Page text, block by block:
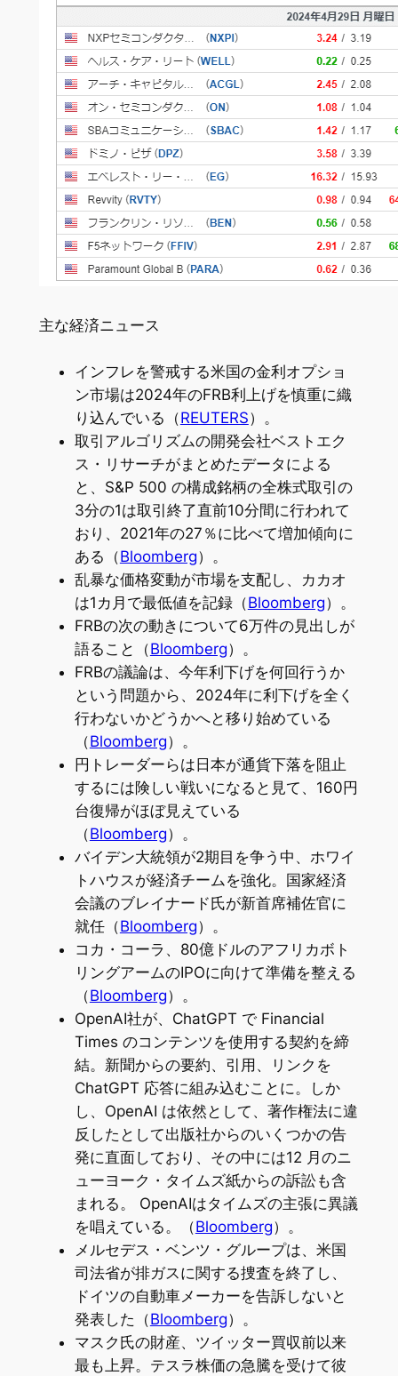
主な経済ニュース
インフレを警戒する米国の金利オプショ
ン市場は2024年のFRB利上げを慎重に織
り込んでいる（REUTERS）。
取引アルゴリズムの開発会社ベストエク
ス・リサーチがまとめたデータによる
と、S&P 500 の構成銘柄の全株式取引の
3分の1は取引終了直前10分間に行われて
おり、2021年の27％に比べて増加傾向に
ある（Bloomberg）。
乱暴な価格変動が市場を支配し、カカオ
は1カ月で最低値を記録（Bloomberg）。
FRBの次の動きについて6万件の見出しが
語ること（Bloomberg）。
FRBの議論は、今年利下げを何回行うか
という問題から、2024年に利下げを全く
行わないかどうかへと移り始めている
（Bloomberg）。
円トレーダーらは日本が通貨下落を阻止
するには険しい戦いになると見て、160円
台復帰がほぼ見えている
（Bloomberg）。
バイデン大統領が2期目を争う中、ホワイ
トハウスが経済チームを強化。国家経済
会議のブレイナード氏が新首席補佐官に
就任（Bloomberg）。
コカ・コーラ、80億ドルのアフリカボト
リングアームのIPOに向けて準備を整える
（Bloomberg）。
OpenAI社が、ChatGPT で Financial
Times のコンテンツを使用する契約を締
結。新聞からの要約、引用、リンクを
ChatGPT 応答に組み込むことに。しか
し、OpenAI は依然として、著作権法に違
反したとして出版社からのいくつかの告
発に直面しており、その中には12 月のニ
ューヨーク・タイムズ紙からの訴訟も含
まれる。 OpenAIはタイムズの主張に異議
を唱えている。（Bloomberg）。
メルセデス・ベンツ・グループは、米国
司法省が排ガスに関する捜査を終了し、
ドイツの自動車メーカーを告訴しないと
発表した（Bloomberg）。
マスク氏の財産、ツイッター買収前以来
最も上昇。テスラ株価の急騰を受けて彼